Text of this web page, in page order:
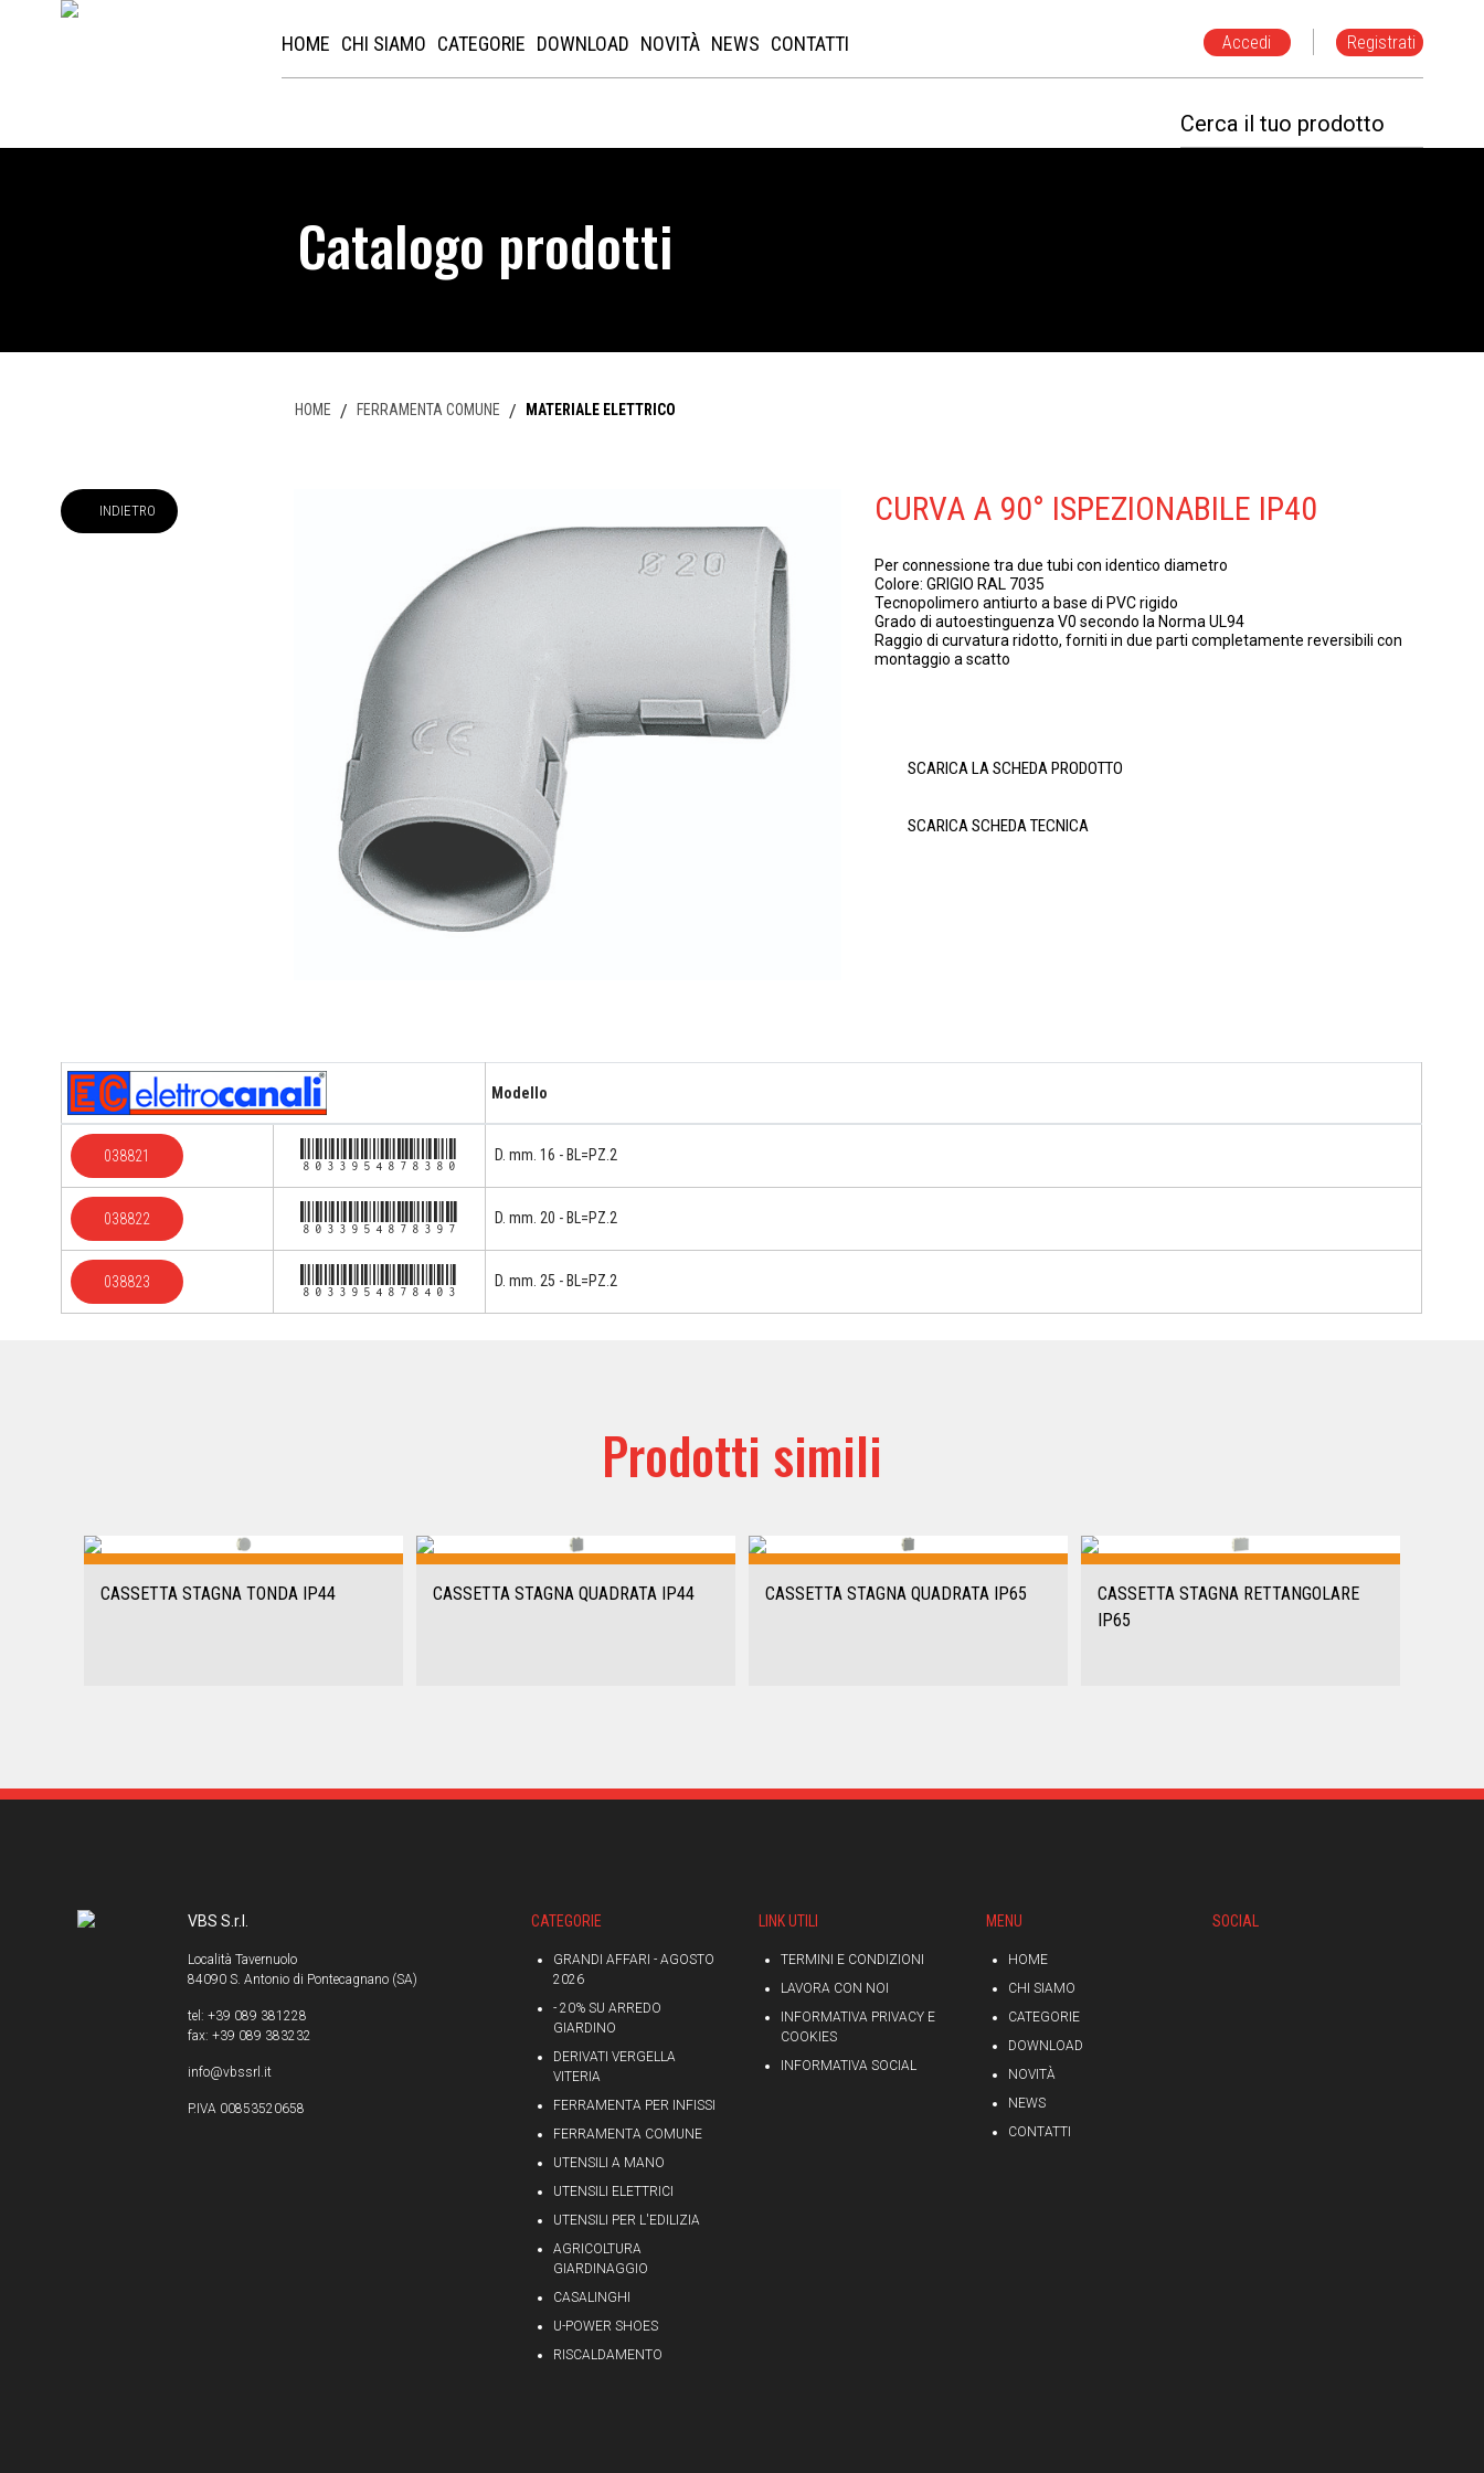
Registrati
Accedi
HOME CHI SIAMO CATEGORIE DOWNLOAD NOVITÀ NEWS CONTATTI
Catalogo prodotti
HOME / FERRAMENTA COMUNE / MATERIALE ELETTRICO
INDIETRO CURVA A 90° ISPEZIONABILE IP40
Per connessione tra due tubi con identico diametro
Colore: GRIGIO RAL 7035
Tecnopolimero antiurto a base di PVC rigido
Grado di autoestinguenza V0 secondo la Norma UL94
Raggio di curvatura ridotto, forniti in due parti completamente reversibili con
montaggio a scatto
SCARICA LA SCHEDA PRODOTTO
SCARICA SCHEDA TECNICA
Modello
038821 8033954878380 D. mm. 16 - BL=PZ.2
038822 8033954878397 D. mm. 20 - BL=PZ.2
038823 8033954878403 D. mm. 25 - BL=PZ.2
Prodotti simili
CASSETTA STAGNA TONDA IP44 CASSETTA STAGNA QUADRATA IP44 CASSETTA STAGNA QUADRATA IP65
CASSETTA STAGNA RETTANGOLARE
IP65
VBS S.r.l.
Località Tavernuolo
84090 S. Antonio di Pontecagnano (SA)
tel: +39 089 381228
fax: +39 089 383232
info@vbssrl.it
P.IVA 00853520658
CATEGORIE
GRANDI AFFARI - AGOSTO
2026
- 20% SU ARREDO
GIARDINO
DERIVATI VERGELLA
VITERIA
FERRAMENTA PER INFISSI
FERRAMENTA COMUNE
UTENSILI A MANO
UTENSILI ELETTRICI
UTENSILI PER L'EDILIZIA
AGRICOLTURA
GIARDINAGGIO
CASALINGHI
U-POWER SHOES
RISCALDAMENTO
LINK UTILI
TERMINI E CONDIZIONI
LAVORA CON NOI
INFORMATIVA PRIVACY E
COOKIES
INFORMATIVA SOCIAL
MENU
HOME
CHI SIAMO
CATEGORIE
DOWNLOAD
NOVITÀ
NEWS
CONTATTI
SOCIAL